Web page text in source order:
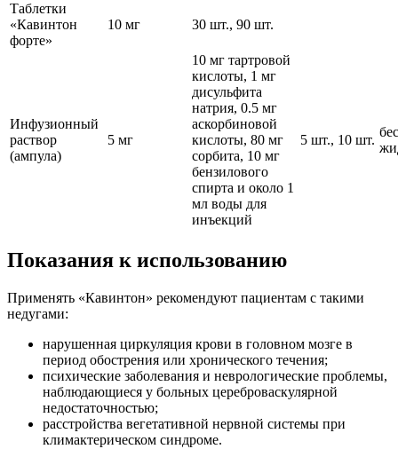
Таблетки
«Кавинтон
форте»
10 мг 30 шт., 90 шт.
Инфузионный
раствор
(ампула)
5 мг
10 мг тартровой
кислоты, 1 мг
дисульфита
натрия, 0.5 мг
аскорбиновой
кислоты, 80 мг
сорбита, 10 мг
бензилового
спирта и около 1
мл воды для
инъекций
5 шт., 10 шт.
Показания к использованию
Применять «Кавинтон» рекомендуют пациентам с такими
недугами:
нарушенная циркуляция крови в головном мозге в
период обострения или хронического течения;
психические заболевания и неврологические проблемы,
наблюдающиеся у больных цереброваскулярной
недостаточностью;
расстройства вегетативной нервной системы при
климактерическом синдроме.